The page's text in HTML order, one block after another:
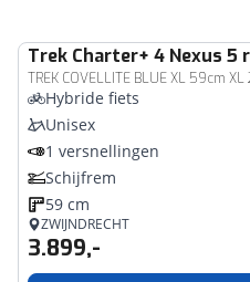
Trek Charter+ 4 Nexus 5
TREK COVELLITE BLUE XL 59cm
Hybride fiets
Unisex
1 versnellingen
Schijfrem
59 cm
ZWIJNDRECHT
3.899,-